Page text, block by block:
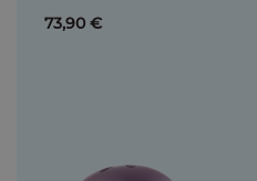
73,90 €